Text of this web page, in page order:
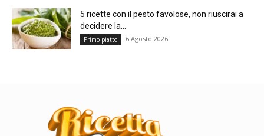
5 ricette con il pesto favolose, non riuscirai a
decidere la...
Primo piatto 6 Agosto 2026